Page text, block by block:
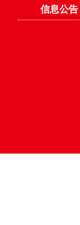
信息公告